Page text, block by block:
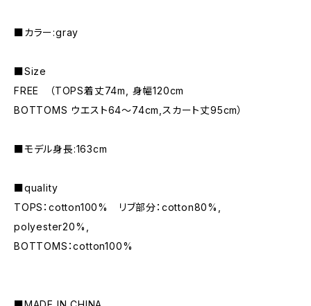
■カラー:gray
■Size
FREE （TOPS着丈74m, 身幅120cm
BOTTOMS ウエスト64～74cm,スカート丈95cm）
■モデル身長:163cm
■quality
TOPS：cotton100% リブ部分：cotton80%,
polyester20%,
BOTTOMS：cotton100%